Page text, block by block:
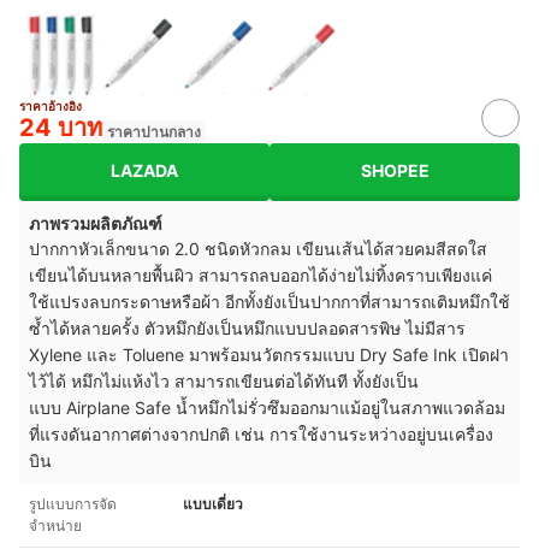
ราคาอ้างอิง
24 บาท ราคาปานกลาง
LAZADA SHOPEE
ภาพรวมผลิตภัณฑ์
ปากกาหัวเล็กขนาด 2.0 ชนิดหัวกลม เขียนเส้นได้สวยคมสีสดใส
เขียนได้บนหลายพื้นผิว สามารถลบออกได้ง่ายไม่ทิ้งคราบเพียงแค่
ใช้แปรงลบกระดาษหรือผ้า อีกทั้งยังเป็นปากกาที่สามารถเติมหมึกใช้
ซ้ำได้หลายครั้ง ตัวหมึกยังเป็นหมึกแบบปลอดสารพิษ ไม่มีสาร
Xylene และ Toluene มาพร้อมนวัตกรรมแบบ Dry Safe Ink เปิดฝา
ไว้ได้ หมึกไม่แห้งไว สามารถเขียนต่อได้ทันที ทั้งยังเป็น
แบบ Airplane Safe น้ำหมึกไม่รั่วซึมออกมาแม้อยู่ในสภาพแวดล้อม
ที่แรงดันอากาศต่างจากปกติ เช่น การใช้งานระหว่างอยู่บนเครื่อง
บิน
รูปแบบการจัด
จำหน่าย
แบบเดี่ยว